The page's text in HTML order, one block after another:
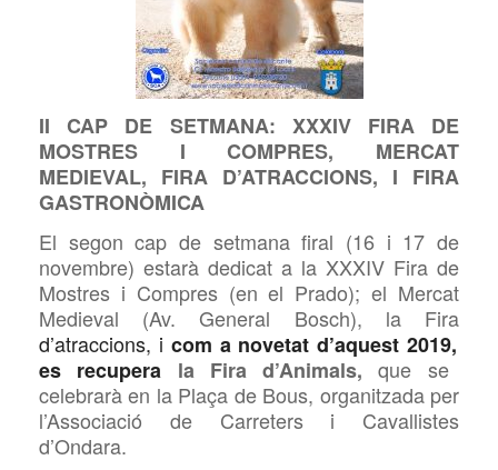
II CAP DE SETMANA: XXXIV FIRA DE
MOSTRES I COMPRES, MERCAT
MEDIEVAL, FIRA D’ATRACCIONS, I FIRA
GASTRONÒMICA
El segon cap de setmana firal (16 i 17 de
novembre) estarà dedicat a la XXXIV Fira de
Mostres i Compres (en el Prado); el Mercat
Medieval (Av. General Bosch), la Fira
d’atraccions, i com a novetat d’aquest 2019,
es recupera la Fira d’Animals,que se
celebrarà en la Plaça de Bous, organitzada per
l’Associació de Carreters i Cavallistes
d’Ondara.